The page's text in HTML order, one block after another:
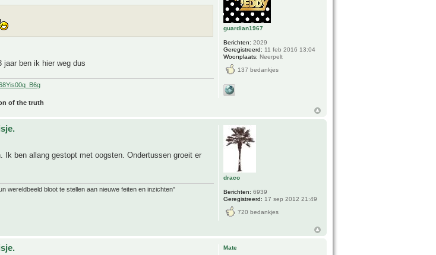
jaar ben ik hier weg dus
of the truth
guardian1967
Berichten: 2029
Geregistreerd: 11 feb 2016 13:04
Woonplaats: Neerpelt
137 bedankjes
Ik ben allang gestopt met oogsten. Ondertussen groeit er
wereldbeeld bloot te stellen aan nieuwe feiten en inzichten"
draco
Berichten: 6939
Geregistreerd: 17 sep 2012 21:49
720 bedankjes
Mate